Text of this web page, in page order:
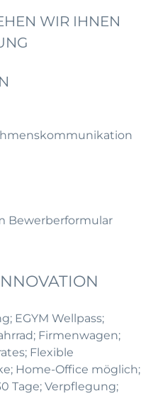
WIR IHNEN
Bewerberformular
EGYM Wellpass;
Firmenwagen;
Flexible
Home-Office möglich;
Tage; Verpflegung;